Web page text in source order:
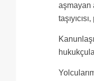
aşmayan